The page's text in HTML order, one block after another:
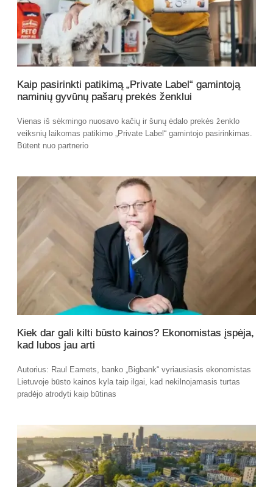
Kaip pasirinkti patikimą „Private Label“ gamintoją
naminių gyvūnų pašarų prekės ženklui
Vienas iš sėkmingo nuosavo kačių ir šunų ėdalo prekės ženklo
veiksnių laikomas patikimo „Private Label“ gamintojo pasirinkimas.
Būtent nuo partnerio
Kiek dar gali kilti būsto kainos? Ekonomistas įspėja,
kad lubos jau arti
Autorius: Raul Eamets, banko „Bigbank“ vyriausiasis ekonomistas
Lietuvoje būsto kainos kyla taip ilgai, kad nekilnojamasis turtas
pradėjo atrodyti kaip būtinas